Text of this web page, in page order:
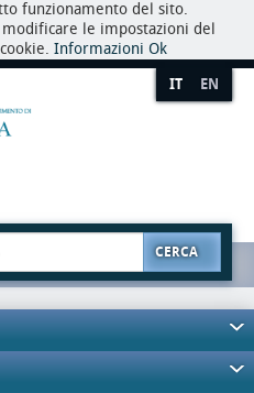
funzionamento del sito.
modificare le impostazioni del
Informazioni Ok
IT EN
CERCA